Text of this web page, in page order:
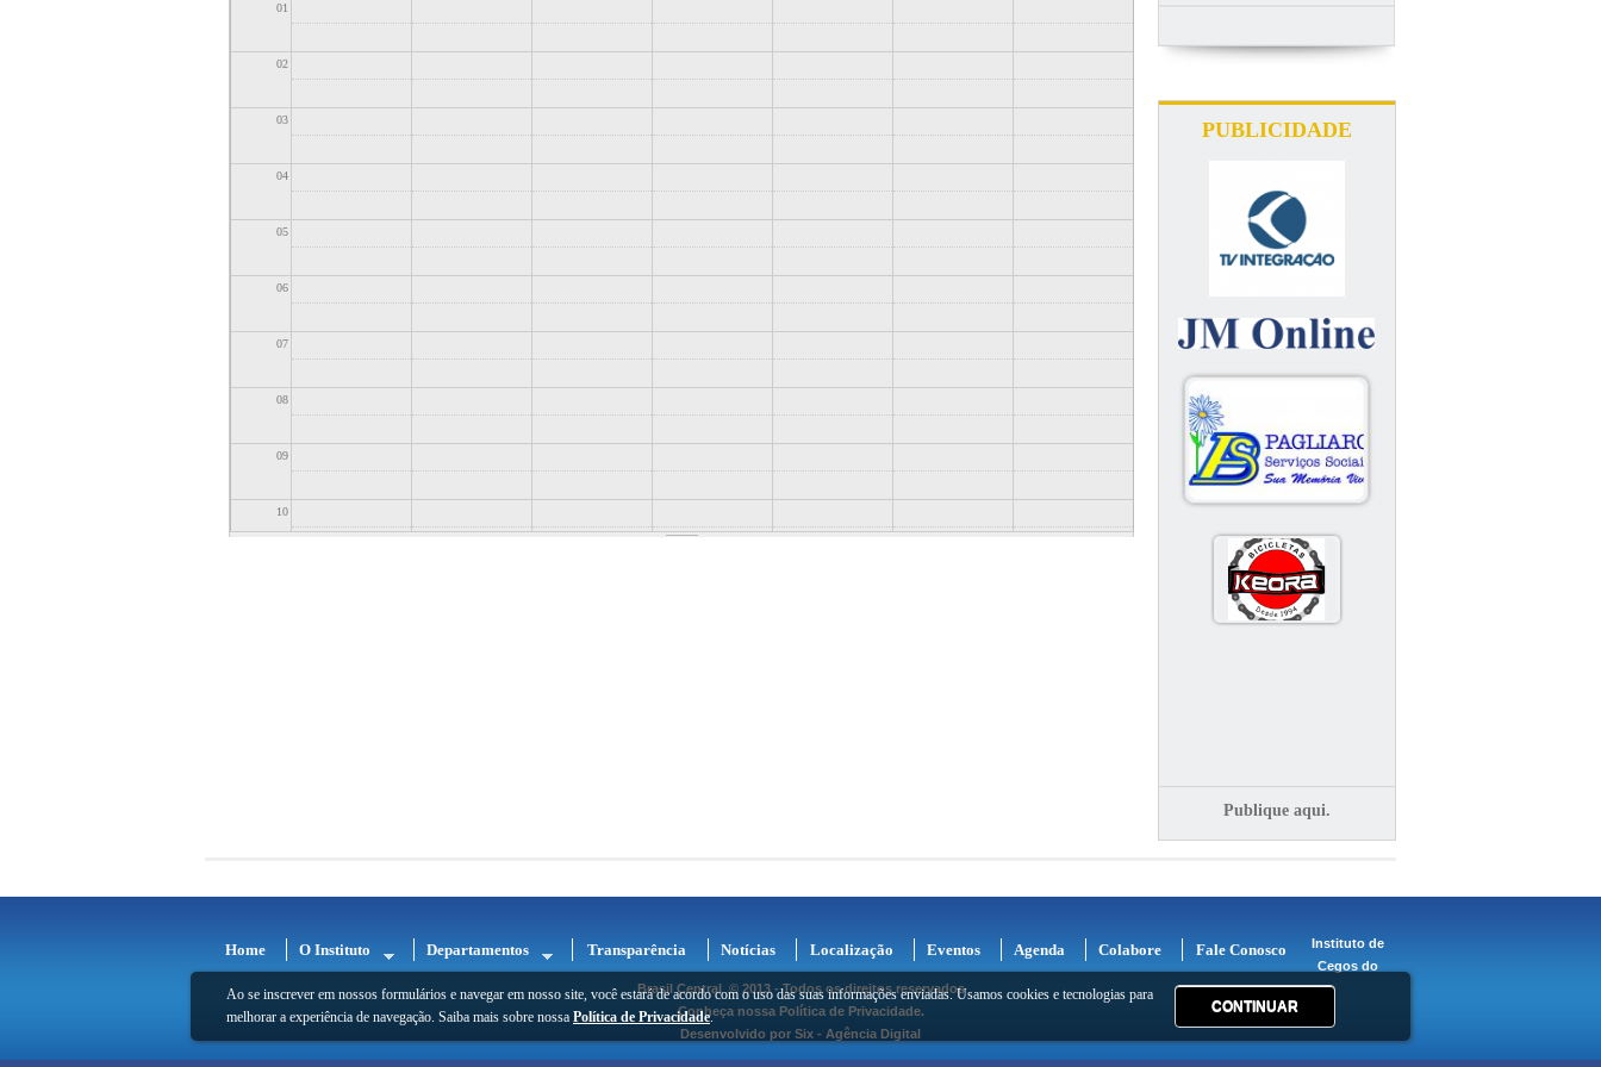
01
02
03
04
05
06
07
08
09
10
18
19
PUBLICIDADE
Publique aqui.
Ao se inscrever em nossos formulários e navegar em nosso site, você estará de acordo com o uso das suas informações enviadas. Usamos cookies e tecnologias para
melhorar a experiência de navegação. Saiba mais sobre nossa Política de Privacidade.
CONTINUAR
Home O Instituto Departamentos Transparência Notícias Localização Eventos Agenda Colabore Fale Conosco
Instituto de
Cegos do
Brasil Central © 2013 - Todos os direitos reservados
Conheça nossa Política de Privacidade.
Desenvolvido por Six - Agência Digital